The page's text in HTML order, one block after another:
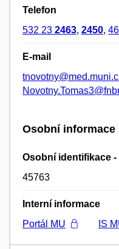
Telefon
532 23 2463, 2450,
E-mail
Osobní informace
Osobní identifikace
45763
Interní informace
Portál MU
IS